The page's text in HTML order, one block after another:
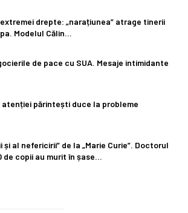
drepte: „narațiunea” atrage tinerii
Modelul Călin…
de pace cu SUA. Mesaje intimidante
atenției părintești duce la probleme
și al nefericirii” de la „Marie Curie”. Doctorul
de copii au murit în șase…